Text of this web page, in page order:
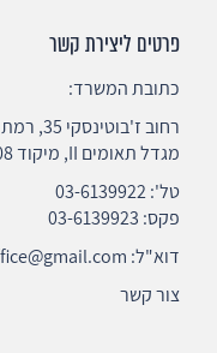
פרטים ליצירת קשר
כתובת המשרד:
רחוב ז'בוטינסקי 35, רמת גן
מגדל תאומים II, מיקוד 5251108
טל':03-6139922
פקס: 03-6139923
דוא"ל:
צור קשר